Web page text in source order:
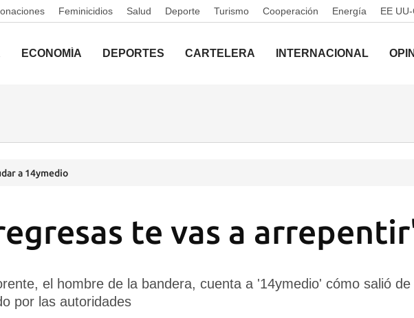
Feminicidios Salud Deporte Turismo Cooperación Energía EE
ECONOMÍA DEPORTES CARTELERA INTERNACIONAL
a 14ymedio
te vas a
el hombre de la bandera, cuenta a '14ymedio' cómo salió
por las autoridades